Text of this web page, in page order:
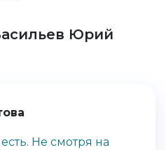
Юрий
Не смотря на